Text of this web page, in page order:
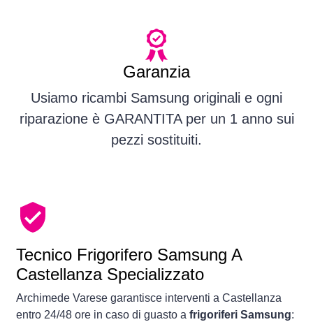
Garanzia
Usiamo ricambi Samsung originali e ogni
riparazione è GARANTITA per un 1 anno sui
pezzi sostituiti.
Tecnico Frigorifero Samsung A
Castellanza Specializzato
Archimede Varese garantisce interventi a Castellanza
entro 24/48 ore in caso di guasto a frigoriferi Samsung: